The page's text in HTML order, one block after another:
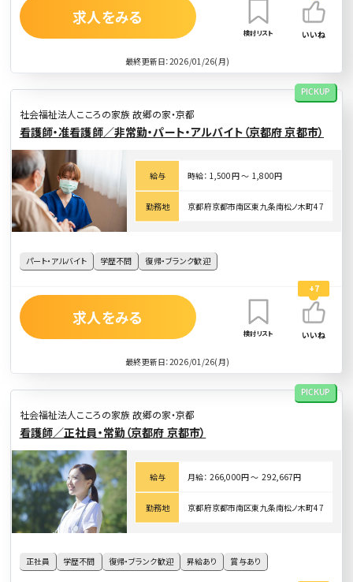
最終更新日：2026/01/26(月)
求人をみる
検討リスト いいね
社会福祉法人こころの家族 故郷の家・京都
PICKUP
看護師・准看護師／非常勤・パート・アルバイト（京都府 京都市）
パート・アルバイト 学歴不問 復帰・ブランク歓迎
給与 時給： 1,500円 〜 1,800円
勤務地 京都府京都市南区東九条南松ノ木町47
最終更新日：2026/01/26(月)
求人をみる
検討リスト
+7
いいね
社会福祉法人こころの家族 故郷の家・京都
PICKUP
看護師／正社員・常勤（京都府 京都市）
正社員 学歴不問 復帰・ブランク歓迎 昇給あり 賞与あり
給与 月給： 266,000円 〜 292,667円
勤務地 京都府京都市南区東九条南松ノ木町47